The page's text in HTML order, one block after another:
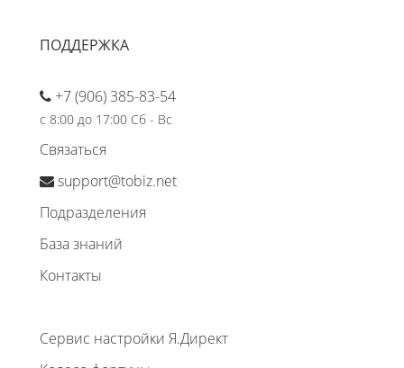
ПОДДЕРЖКА
+7 (906) 385-83-54
с 8:00 до 17:00 Сб - Вс
Связаться
support@tobiz.net
Подразделения
База знаний
Контакты
Сервис настройки Я.Директ